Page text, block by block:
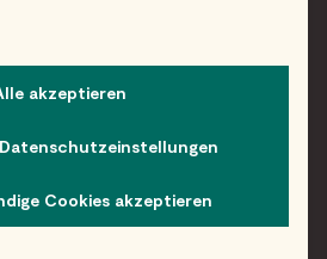
of service groups for which consent
akzeptieren
Cookies akzeptieren